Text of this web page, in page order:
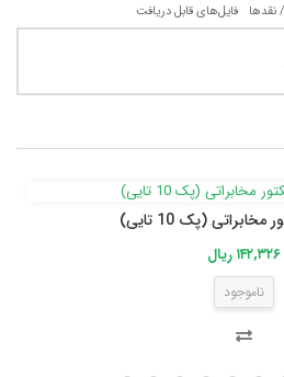
نقدها فایل‌های قابل دریافت
(پک 10 تایی)
۱۴۲,۳۲۶ ریال
ناموجود